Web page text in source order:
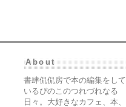
About
書肆侃侃房で本の編集をして
いるぴのこのつれづれなる
日々。大好きなカフェ、本、